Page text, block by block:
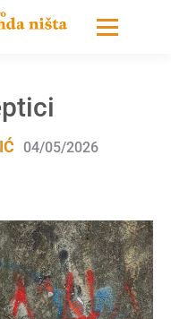
04/05/2026